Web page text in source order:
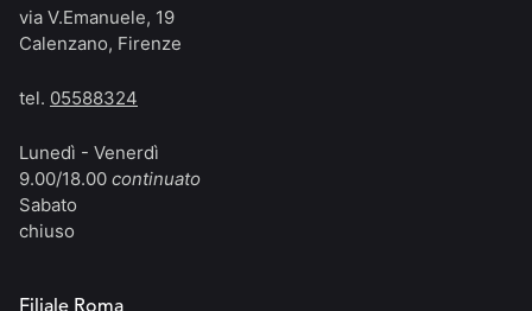
via V.Emanuele, 19
Calenzano, Firenze
tel. 05588324
Lunedì - Venerdì
9.00/18.00 continuato
Sabato
chiuso